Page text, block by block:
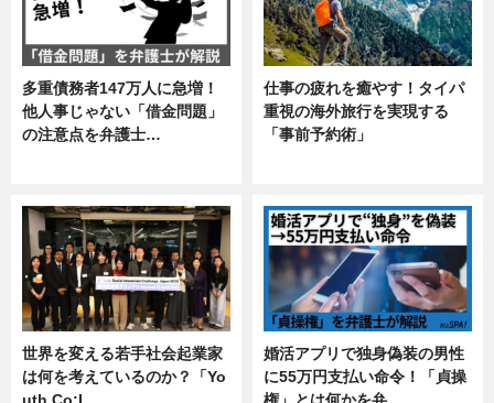
多重債務者147万人に急増！
他人事じゃない「借金問題」
の注意点を弁護士…
仕事の疲れを癒やす！タイパ
重視の海外旅行を実現する
「事前予約術」
世界を変える若手社会起業家
は何を考えているのか？「Yo
uth Co:L…
婚活アプリで独身偽装の男性
に55万円支払い命令！「貞操
権」とは何かを弁…